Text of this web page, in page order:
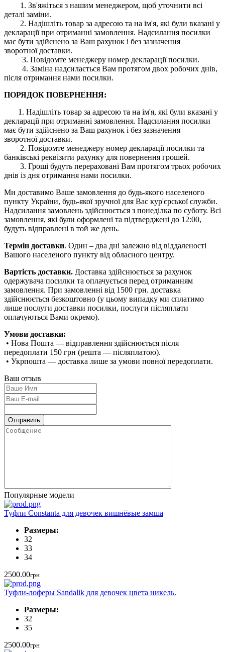
1. Зв'яжіться з нашим менеджером, щоб уточнити всі
деталі заміни.
2. Надішліть товар за адресою та на ім'я, які були вказані у
декларації при отриманні замовлення. Надсилання посилки
має бути здійснено за Ваш рахунок і без зазначення
зворотної доставки.
3. Повідомте менеджеру номер декларації посилки.
4. Заміна надсилається Вам протягом двох робочих днів,
після отримання нами посилки.
ПОРЯДОК ПОВЕРНЕННЯ:
1. Надішліть товар за адресою та на ім'я, які були вказані у
декларації при отриманні замовлення. Надсилання посилки
має бути здійснено за Ваш рахунок і без зазначення
зворотної доставки.
2. Повідомте менеджеру номер декларації посилки та
банківські реквізити рахунку для повернення грошей.
3. Гроші будуть перераховані Вам протягом трьох робочих
днів із дня отримання нами посилки.
Ми доставимо Ваше замовлення до будь-якого населеного
пункту України, будь-якої зручної для Вас кур'єрської служби.
Надсилання замовлень здійснюється з понеділка по суботу. Всі
замовлення, які були оформлені та підтверджені до 12:00,
будуть відправлені в той же день.
Термін доставки. Один – два дні залежно від віддаленості
Вашого населеного пункту від обласного центру.
Вартість доставки. Доставка здійснюється за рахунок
одержувача посилки та оплачується перед отриманням
замовлення. При замовленні від 1500 грн. доставка
здійснюється безкоштовно (у цьому випадку ми сплатимо
лише послуги доставки посилки, послуги післяплати
оплачуються Вами окремо).
Умови доставки:
• Нова Пошта — відправлення здійснюється після
передоплати 150 грн (решта — післяплатою).
• Укрпошта — доставка лише за умови повної передоплати.
Ваш отзыв
Популярные модели
Туфли Constanta для девочек вишнёвые замша
Размеры:
32
33
34
2500.00грн
Туфли-лоферы Sandalik для девочек цвета никель.
Размеры:
32
35
2500.00грн